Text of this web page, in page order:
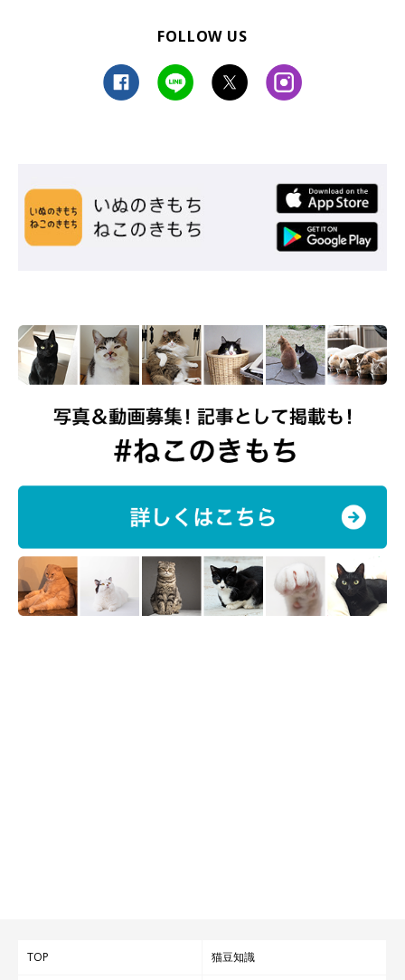
サマーカットをした状態～。
「なかなか見ないのでレア！」なのはもちろん、
「ライオンのタテガミみたいでインパクトがある」「顔まわりと
のバランスに目がいってしまう……」との声も。
い。
FOLLOW US
TOP 猫豆知識